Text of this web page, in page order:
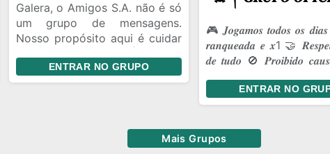
Galera, o Amigos S.A. não é só
um grupo de mensagens.
Nosso propósito aqui é cuidar
lugar onde a gente pode ser
quem a gente é, dar risada das
acontecer, a gente continue
sendo essa turma unida.
ENTRAR NO GRUPO
🎮 𝑱𝒐𝒈𝒂𝒎𝒐𝒔 𝒕𝒐𝒅𝒐𝒔 𝒐𝒔
𝒓𝒂𝒏𝒒𝒖𝒆𝒂𝒅𝒂 𝒆 𝒙1 🤝
𝒅𝒆 𝒕𝒖𝒅𝒐 🚫 𝑷𝒓𝒐𝒊𝒃𝒊𝒅𝒐
ENTRAR NO
Mais Grupos